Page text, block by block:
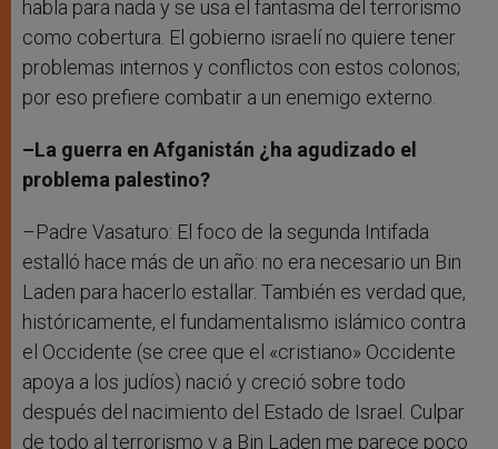
habla para nada y se usa el fantasma del terrorismo
como cobertura. El gobierno israelí no quiere tener
problemas internos y conflictos con estos colonos;
por eso prefiere combatir a un enemigo externo.
–La guerra en Afganistán ¿ha agudizado el
problema palestino?
–Padre Vasaturo: El foco de la segunda Intifada
estalló hace más de un año: no era necesario un Bin
Laden para hacerlo estallar. También es verdad que,
históricamente, el fundamentalismo islámico contra
el Occidente (se cree que el «cristiano» Occidente
apoya a los judíos) nació y creció sobre todo
después del nacimiento del Estado de Israel. Culpar
de todo al terrorismo y a Bin Laden me parece poco